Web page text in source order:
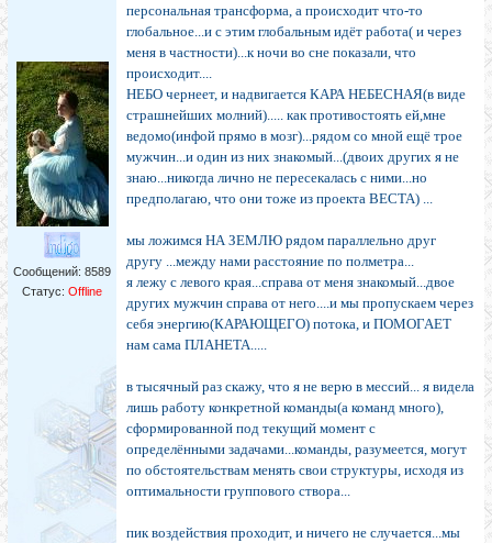
Сообщений: 8589
Статус: Offline
персональная трансформа, а происходит что-то
глобальное...и с этим глобальным идёт работа( и через
меня в частности)...к ночи во сне показали, что
происходит....
НЕБО чернеет, и надвигается КАРА НЕБЕСНАЯ(в виде
страшнейших молний)..... как противостоять ей,мне
ведомо(инфой прямо в мозг)...рядом со мной ещё трое
мужчин...и один из них знакомый...(двоих других я не
знаю...никогда лично не пересекалась с ними...но
предполагаю, что они тоже из проекта ВЕСТА) ...
мы ложимся НА ЗЕМЛЮ рядом параллельно друг
другу ...между нами расстояние по полметра...
я лежу с левого края...справа от меня знакомый...двое
других мужчин справа от него....и мы пропускаем через
себя энергию(КАРАЮЩЕГО) потока, и ПОМОГАЕТ
нам сама ПЛАНЕТА.....
в тысячный раз скажу, что я не верю в мессий... я видела
лишь работу конкретной команды(а команд много),
сформированной под текущий момент с
определёнными задачами...команды, разумеется, могут
по обстоятельствам менять свои структуры, исходя из
оптимальности группового створа...
пик воздействия проходит, и ничего не случается...мы